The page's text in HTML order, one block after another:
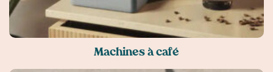
Machines à café